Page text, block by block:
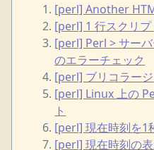
[perl] Another
[perl] 1 行スクリ
[perl] Perl > サー
のエラーチェック
[perl] ブリコラー
[perl] Linux 上の
ト
[perl] 現在時刻を1
[perl] 現在時刻の